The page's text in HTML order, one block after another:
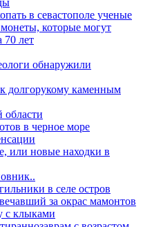
в севастополе ученые
которые могут
70 лет
обнаружили
долгорукому каменным
области
в черное море
или новые находки в
в селе остров
за окрас мамонтов
с клыками